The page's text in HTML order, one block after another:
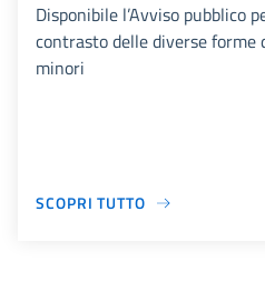
Disponibile l’Avviso pubblico
contrasto delle diverse forme
minori
SCOPRI TUTTO